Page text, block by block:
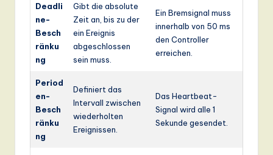
Deadli
ne-
Besch
ränku
ng
Gibt die absolute
Zeit an, bis zu der
ein Ereignis
abgeschlossen
sein muss.
Ein Bremsignal muss
innerhalb von 50 ms
den Controller
erreichen.
Period
en-
Besch
ränku
ng
Definiert das
Intervall zwischen
wiederholten
Ereignissen.
Das Heartbeat-
Signal wird alle 1
Sekunde gesendet.